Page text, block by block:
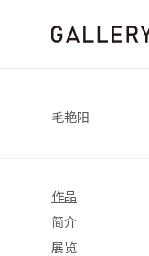
毛艳阳
作品
简介
展览